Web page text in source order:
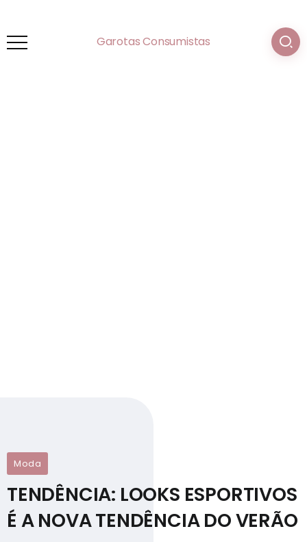
Garotas Consumistas
Moda
TENDÊNCIA: LOOKS ESPORTIVOS
É A NOVA TENDÊNCIA DO VERÃO